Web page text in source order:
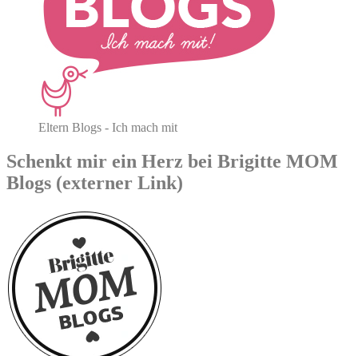
Eltern Blogs - Ich mach mit
Schenkt mir ein Herz bei Brigitte MOM
Blogs (externer Link)